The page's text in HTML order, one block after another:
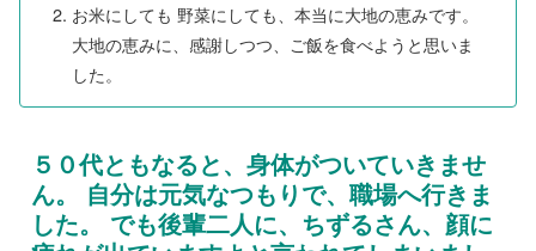
お米にしても 野菜にしても、本当に大地の恵みです。
大地の恵みに、感謝しつつ、ご飯を食べようと思いま
した。
５０代ともなると、身体がついていきませ
ん。 自分は元気なつもりで、職場へ行きま
した。 でも後輩二人に、ちずるさん、顔に